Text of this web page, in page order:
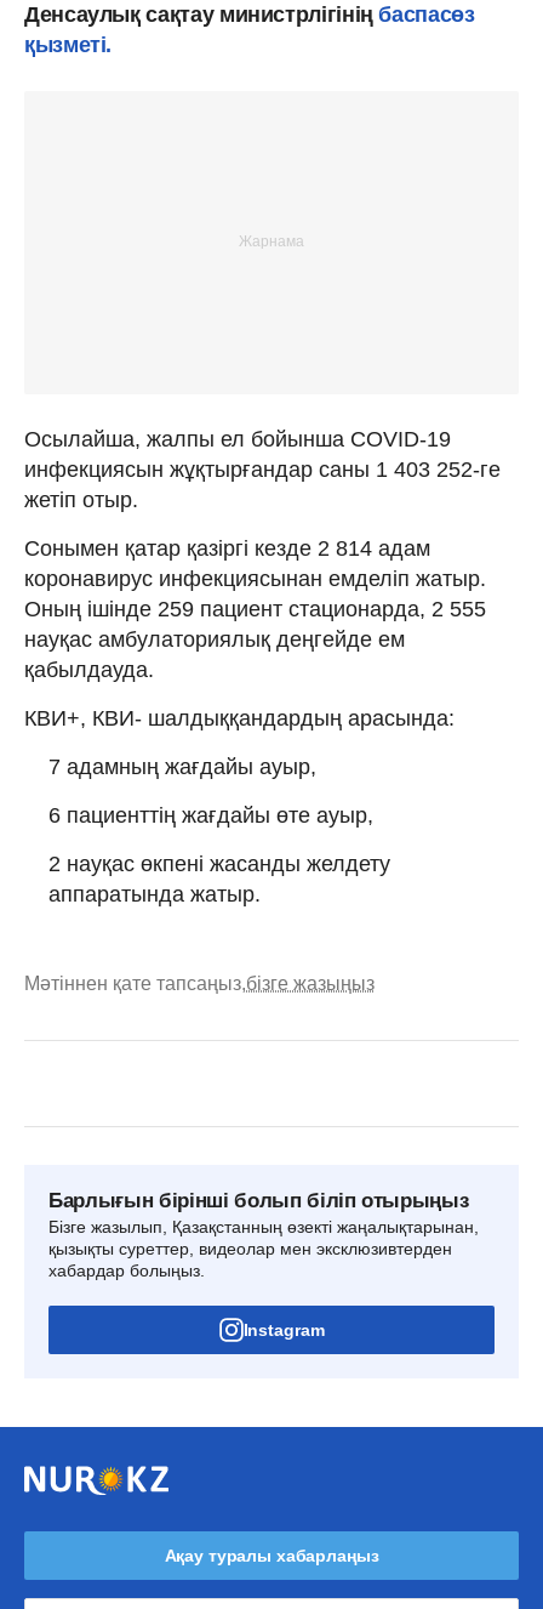
Денсаулық сақтау министрлігініңбаспасөз
қызметі.
Осылайша, жалпы ел бойынша COVID-19
инфекциясын жұқтырғандар саны 1 403 252-ге
жетіп отыр.
Сонымен қатар қазіргі кезде 2 814 адам
коронавирус инфекциясынан емделіп жатыр.
Оның ішінде 259 пациент стационарда, 2 555
науқас амбулаториялық деңгейде ем
қабылдауда.
КВИ+, КВИ- шалдыққандардың арасында:
7 адамның жағдайы ауыр,
6 пациенттің жағдайы өте ауыр,
2 науқас өкпені жасанды желдету
аппаратында жатыр.
Мәтіннен қате тапсаңыз,бізге жазыңыз
Барлығын бірінші болып біліп отырыңыз
Бізге жазылып, Қазақстанның өзекті жаңалықтарынан,
қызықты суреттер, видеолар мен эксклюзивтерден
хабардар болыңыз.
Instagram
Ақау туралы хабарлаңыз